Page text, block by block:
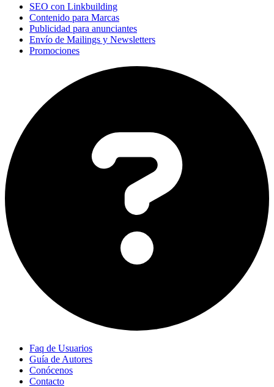
SEO con Linkbuilding
Contenido para Marcas
Publicidad para anunciantes
Envío de Mailings y Newsletters
Promociones
Faq de Usuarios
Guía de Autores
Conócenos
Contacto